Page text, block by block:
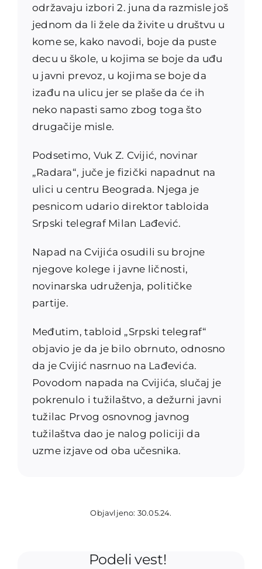
održavaju izbori 2. juna da razmisle još
jednom da li žele da živite u društvu u
kome se, kako navodi, boje da puste
decu u škole, u kojima se boje da uđu
u javni prevoz, u kojima se boje da
izađu na ulicu jer se plaše da će ih
neko napasti samo zbog toga što
drugačije misle.
Podsetimo, Vuk Z. Cvijić, novinar
„Radara“, juče je fizički napadnut na
ulici u centru Beograda. Njega je
pesnicom udario direktor tabloida
Srpski telegraf Milan Lađević.
Napad na Cvijića osudili su brojne
njegove kolege i javne ličnosti,
novinarska udruženja, političke
partije.
Međutim, tabloid „Srpski telegraf“
objavio je da je bilo obrnuto, odnosno
da je Cvijić nasrnuo na Lađevića.
Povodom napada na Cvijića, slučaj je
pokrenulo i tužilaštvo, a dežurni javni
tužilac Prvog osnovnog javnog
tužilaštva dao je nalog policiji da
uzme izjave od oba učesnika.
Objavljeno: 30.05.24.
Podeli vest!